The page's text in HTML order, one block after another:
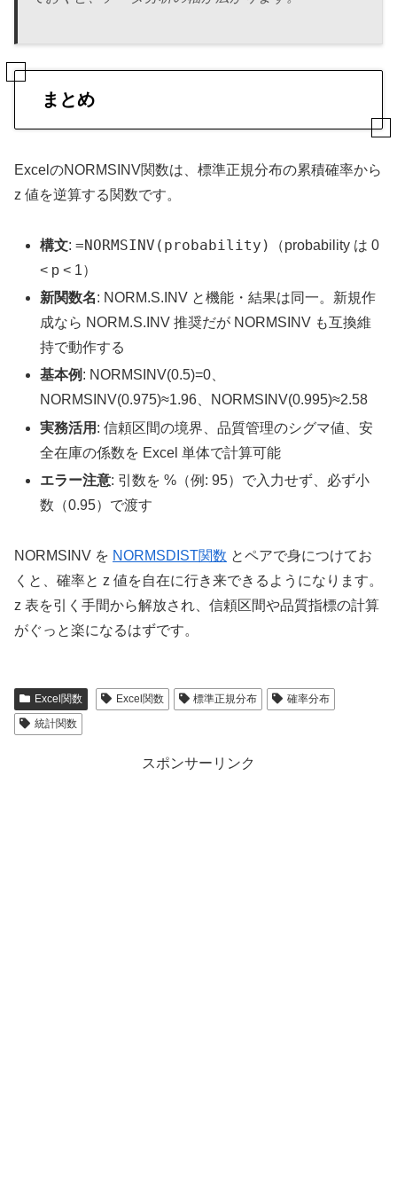
まとめ
ExcelのNORMSINV関数は、標準正規分布の累積確率から
z 値を逆算する関数です。
構文:=NORMSINV(probability)
（probability は 0
< p < 1）
新関数名: NORM.S.INV と機能・結果は同一。新規作
成なら NORM.S.INV 推奨だが NORMSINV も互換維
持で動作する
基本例 : NORMSINV(0.5)=0、
NORMSINV(0.975)≈1.96、NORMSINV(0.995)≈2.58
実務活用 : 信頼区間の境界、品質管理のシグマ値、安
全在庫の係数を Excel 単体で計算可能
エラー注意: 引数を %（例: 95）で入力せず、必ず小
数（0.95）で渡す
NORMSINV を NORMSDIST関数 とペアで身につけてお
くと、確率と z 値を自在に行き来できるようになります。
z 表を引く手間から解放され、信頼区間や品質指標の計算
がぐっと楽になるはずです。
Excel関数 Excel関数 標準正規分布
確率分布
統計関数
スポンサーリンク